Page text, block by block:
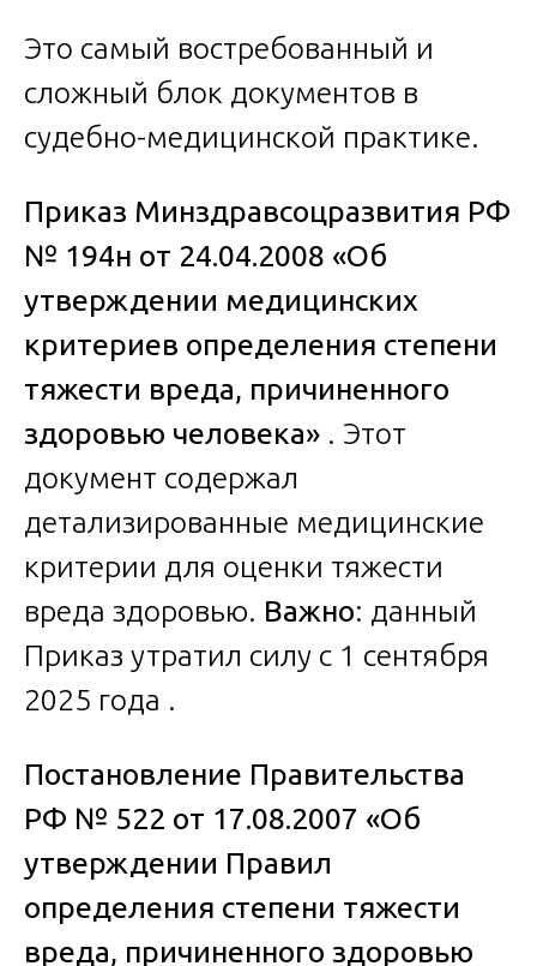
Это самый востребованный и
сложный блок документов в
судебно-медицинской практике.
Приказ Минздравсоцразвития РФ
№ 194н от 24.04.2008 «Об
утверждении медицинских
критериев определения степени
тяжести вреда, причиненного
здоровью человека» . Этот
документ содержал
детализированные медицинские
критерии для оценки тяжести
вреда здоровью. Важно: данный
Приказ утратил силу с 1 сентября
2025 года .
Постановление Правительства
РФ № 522 от 17.08.2007 «Об
утверждении Правил
определения степени тяжести
вреда, причиненного здоровью